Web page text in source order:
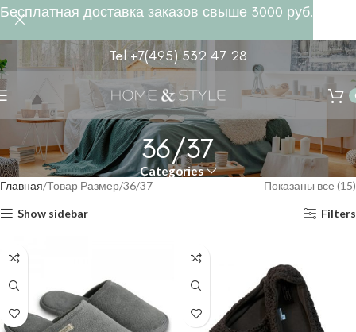
Tel +7(495) 532 47 28
36/37
Categories
Главная Товар Размер 36/37 Показаны все (15)
Show sidebar Filters
Бесплатная доставка заказов свыше 3000 руб.